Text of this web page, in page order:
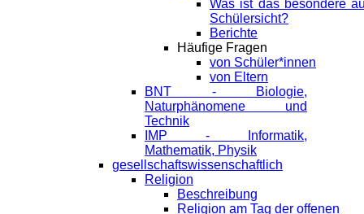
Was ist das besondere
Schülersicht?
Berichte
Häufige Fragen
von Schüler*innen
von Eltern
BNT - Biologie,
Naturphänomene und
Technik
IMP - Informatik,
Mathematik, Physik
gesellschaftswissenschaftlich
Religion
Beschreibung
Religion am Tag der offenen